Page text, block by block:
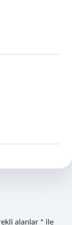
alanlar * ile